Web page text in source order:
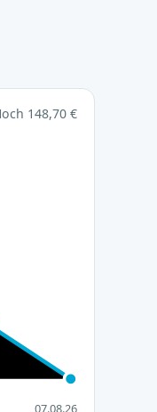
148,70 €
07.08.26